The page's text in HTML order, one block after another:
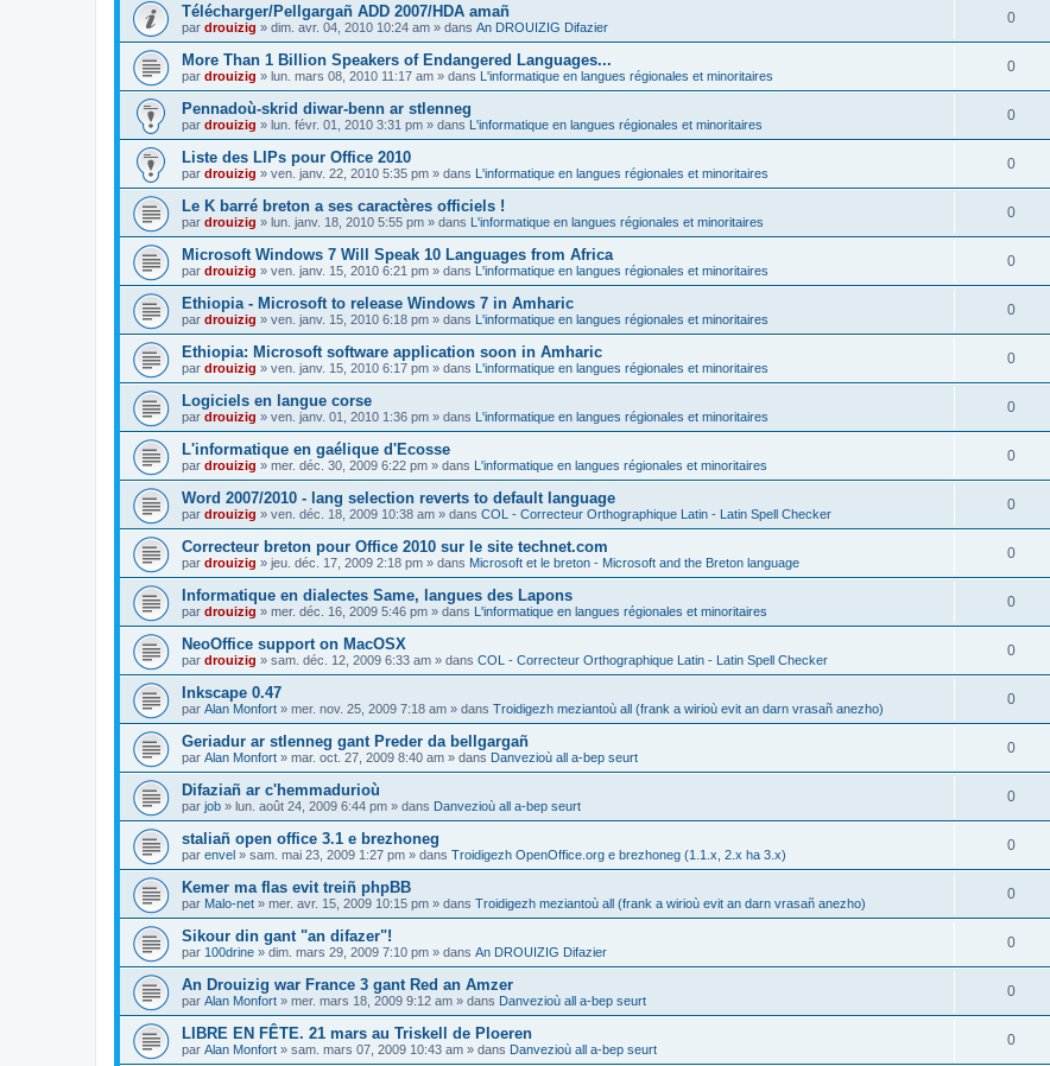
Télécharger/Pellgargañ ADD 2007/HDA amañ
par drouizig » dim. avr. 04, 2010 10:24 am » dans An DROUIZIG Difazier
0
More Than 1 Billion Speakers of Endangered Languages...
par drouizig » lun. mars 08, 2010 11:17 am » dans L'informatique en langues régionales et minoritaires
0
Pennadoù-skrid diwar-benn ar stlenneg
par drouizig » lun. févr. 01, 2010 3:31 pm » dans L'informatique en langues régionales et minoritaires
0
Liste des LIPs pour Office 2010
par drouizig » ven. janv. 22, 2010 5:35 pm » dans L'informatique en langues régionales et minoritaires
0
Le K barré breton a ses caractères officiels !
par drouizig » lun. janv. 18, 2010 5:55 pm » dans L'informatique en langues régionales et minoritaires
0
Microsoft Windows 7 Will Speak 10 Languages from Africa
par drouizig » ven. janv. 15, 2010 6:21 pm » dans L'informatique en langues régionales et minoritaires
0
Ethiopia - Microsoft to release Windows 7 in Amharic
par drouizig » ven. janv. 15, 2010 6:18 pm » dans L'informatique en langues régionales et minoritaires
0
Ethiopia: Microsoft software application soon in Amharic
par drouizig » ven. janv. 15, 2010 6:17 pm » dans L'informatique en langues régionales et minoritaires
0
Logiciels en langue corse
par drouizig » ven. janv. 01, 2010 1:36 pm » dans L'informatique en langues régionales et minoritaires
0
L'informatique en gaélique d'Ecosse
par drouizig » mer. déc. 30, 2009 6:22 pm » dans L'informatique en langues régionales et minoritaires
0
Word 2007/2010 - lang selection reverts to default language
par drouizig » ven. déc. 18, 2009 10:38 am » dans COL - Correcteur Orthographique Latin - Latin Spell Checker
0
Correcteur breton pour Office 2010 sur le site technet.com
par drouizig » jeu. déc. 17, 2009 2:18 pm » dans Microsoft et le breton - Microsoft and the Breton language
0
Informatique en dialectes Same, langues des Lapons
par drouizig » mer. déc. 16, 2009 5:46 pm » dans L'informatique en langues régionales et minoritaires
0
NeoOffice support on MacOSX
par drouizig » sam. déc. 12, 2009 6:33 am » dans COL - Correcteur Orthographique Latin - Latin Spell Checker
0
Inkscape 0.47
par Alan Monfort » mer. nov. 25, 2009 7:18 am » dans Troidigezh meziantoù all (frank a wirioù evit an darn vrasañ anezho)
0
Geriadur ar stlenneg gant Preder da bellgargañ
par Alan Monfort » mar. oct. 27, 2009 8:40 am » dans Danvezioù all a-bep seurt
0
Difaziañ ar c'hemmadurioù
par job » lun. août 24, 2009 6:44 pm » dans Danvezioù all a-bep seurt
0
staliañ open office 3.1 e brezhoneg
par envel » sam. mai 23, 2009 1:27 pm » dans Troidigezh OpenOffice.org e brezhoneg (1.1.x, 2.x ha 3.x)
0
Kemer ma flas evit treiñ phpBB
par Malo-net » mer. avr. 15, 2009 10:15 pm » dans Troidigezh meziantoù all (frank a wirioù evit an darn vrasañ anezho)
0
Sikour din gant "an difazer"!
par 100drine » dim. mars 29, 2009 7:10 pm » dans An DROUIZIG Difazier
0
An Drouizig war France 3 gant Red an Amzer
par Alan Monfort » mer. mars 18, 2009 9:12 am » dans Danvezioù all a-bep seurt
0
LIBRE EN FÊTE. 21 mars au Triskell de Ploeren
par Alan Monfort » sam. mars 07, 2009 10:43 am » dans Danvezioù all a-bep seurt
0